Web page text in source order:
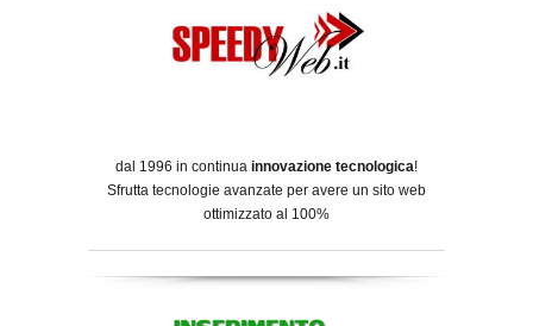
dal 1996 in continua innovazione tecnologica!
Sfrutta tecnologie avanzate per avere un sito web
ottimizzato al 100%